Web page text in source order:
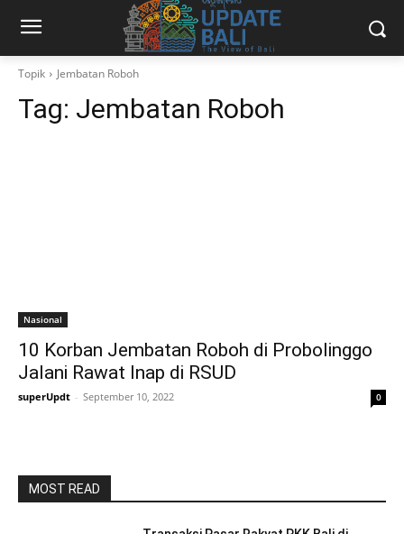
Topik Jembatan Roboh
Tag: Jembatan Roboh
Nasional
10 Korban Jembatan Roboh di Probolinggo
Jalani Rawat Inap di RSUD
superUpdt - September 10, 2022 0
MOST READ